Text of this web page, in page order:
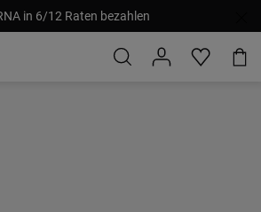
in 6/12 Raten bezahlen